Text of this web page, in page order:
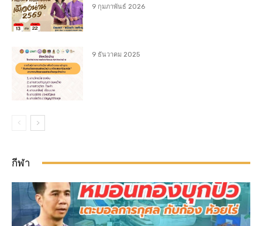
9 กุมภาพันธ์ 2026
9 ธันวาคม 2025
กีฬา